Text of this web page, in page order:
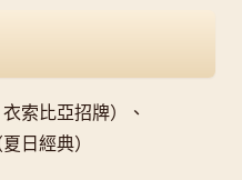
索比亞招牌）、
日經典）